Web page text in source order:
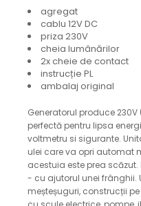
agregat
cablu 12V DC
priza 230V
cheia lumânărilor
2x cheie de contact
instrucție PL
ambalaj original
Generatorul produce 230V
perfectă pentru lipsa
voltmetru si sigurante.
ulei care va opri automat
acestuia este prea scăzut.
- cu ajutorul unei frânghii.
meșteșuguri, construcții